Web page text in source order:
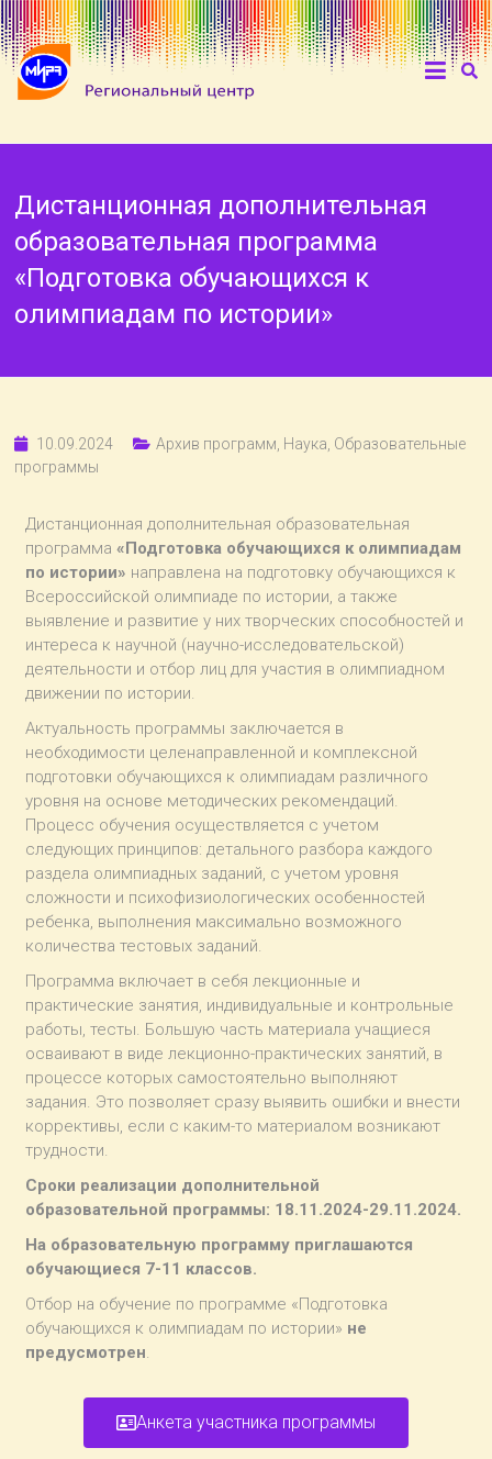
Дистанционная дополнительная
образовательная программа
«Подготовка обучающихся к
олимпиадам по истории»
10.09.2024 Архив программ Наука Образовательные
программы
Дистанционная дополнительная образовательная
программа«Подготовка обучающихся к олимпиадам
по истории» направлена на подготовку обучающихся к
Всероссийской олимпиаде по истории, а также
выявление и развитие у них творческих способностей и
интереса к научной (научно-исследовательской)
деятельности и отбор лиц для участия в олимпиадном
движении по истории.
Актуальность программы заключается в
необходимости целенаправленной и комплексной
подготовки обучающихся к олимпиадам различного
уровня на основе методических рекомендаций.
Процесс обучения осуществляется с учетом
следующих принципов: детального разбора каждого
раздела олимпиадных заданий, с учетом уровня
сложности и психофизиологических особенностей
ребенка, выполнения максимально возможного
количества тестовых заданий.
Программа включает в себя лекционные и
практические занятия, индивидуальные и контрольные
работы, тесты. Большую часть материала учащиеся
осваивают в виде лекционно-практических занятий, в
процессе которых самостоятельно выполняют
задания. Это позволяет сразу выявить ошибки и внести
коррективы, если с каким-то материалом возникают
трудности.
Сроки реализации дополнительной
образовательной программы: 18.11.2024-29.11.2024.
На образовательную программу приглашаются
обучающиеся 7-11 классов.
Отбор на обучение по программе «Подготовка
обучающихся к олимпиадам по истории» не
предусмотрен.
Анкета участника программы